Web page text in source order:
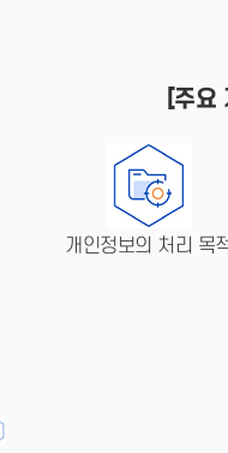
[주요
개인정보의 처리 목